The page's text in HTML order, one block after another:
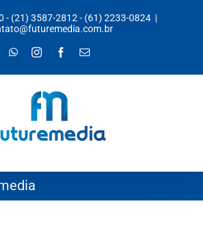
- (21) 3587-2812- (61) 2233-0824 |
WhatsAppInstagramFacebook
E-